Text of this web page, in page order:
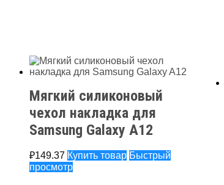
Мягкий силиконовый
чехол накладка для
Samsung Galaxy A12
₽149.37 Купить товар Быстрый
просмотр